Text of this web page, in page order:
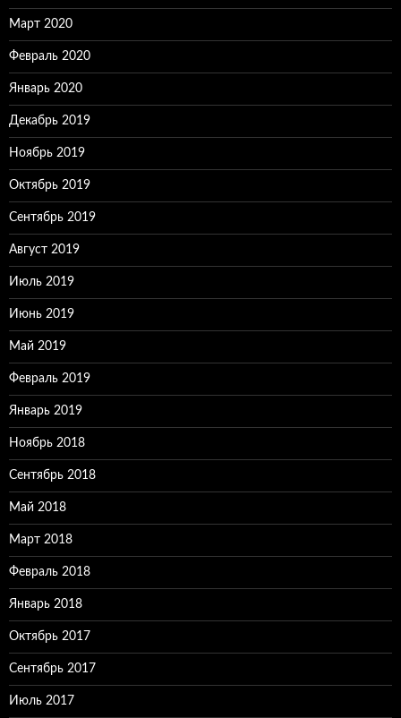
Март 2020
Февраль 2020
Январь 2020
Декабрь 2019
Ноябрь 2019
Октябрь 2019
Сентябрь 2019
Август 2019
Июль 2019
Июнь 2019
Май 2019
Февраль 2019
Январь 2019
Ноябрь 2018
Сентябрь 2018
Май 2018
Март 2018
Февраль 2018
Январь 2018
Октябрь 2017
Сентябрь 2017
Июль 2017